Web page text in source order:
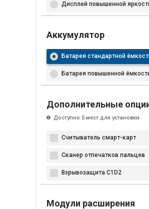
Дисплей повышенной
Аккумулятор
Батарея стандартной
Батарея повышенной
Дополнительные
Доступно 5 мест для установки
Считыватель смарт-карт
Сканер отпечатков пальцев
Взрывозащита C1D2
Модули расширения